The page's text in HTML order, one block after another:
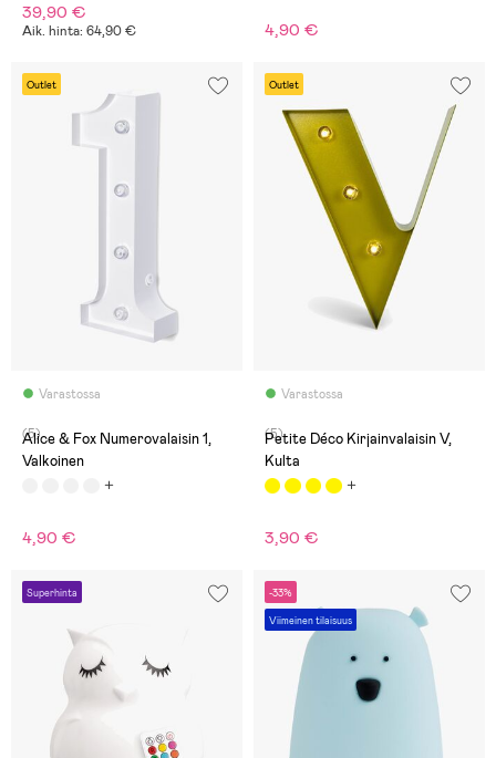
39,90 €
Aik. hinta: 64,90 € 4,90 €
Outlet
Varastossa
(5)
Alice & Fox Numerovalaisin 1,
Valkoinen
4,90 €
Outlet
Varastossa
(5)
Petite Déco Kirjainvalaisin V,
Kulta
3,90 €
Superhinta -33%
Viimeinen tilaisuus